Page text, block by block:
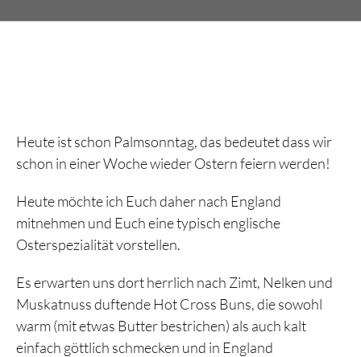
Heute ist schon Palmsonntag, das bedeutet dass wir
schon in einer Woche wieder Ostern feiern werden!
Heute möchte ich Euch daher nach England
mitnehmen und Euch eine typisch englische
Osterspezialität vorstellen.
Es erwarten uns dort herrlich nach Zimt, Nelken und
Muskatnuss duftende Hot Cross Buns, die sowohl
warm (mit etwas Butter bestrichen) als auch kalt
einfach göttlich schmecken und in England